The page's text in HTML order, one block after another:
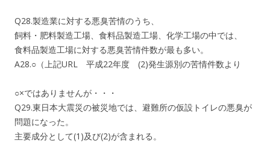
Q28.製造業に対する悪臭苦情のうち、
飼料・肥料製造工場、食料品製造工場、化学工場の中では、
食料品製造工場に対する悪臭苦情件数が最も多い。
A28.○（上記URL 平成22年度 (2)発生源別の苦情件数より
○×ではありませんが・・・
Q29.東日本大震災の被災地では、避難所の仮設トイレの悪臭が
問題になった。
主要成分として(1)及び(2)が含まれる。